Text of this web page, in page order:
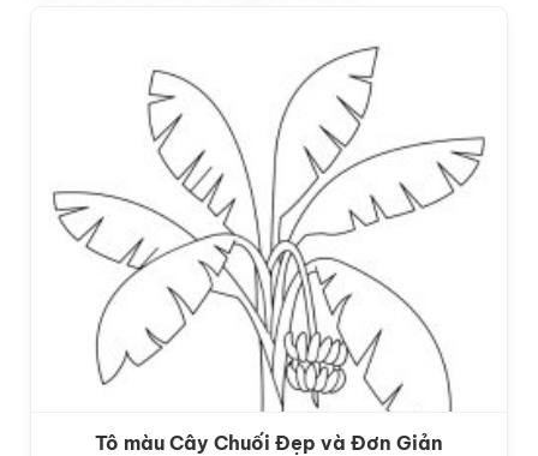
Tô màu Cây Chuối Đẹp và Đơn Giản